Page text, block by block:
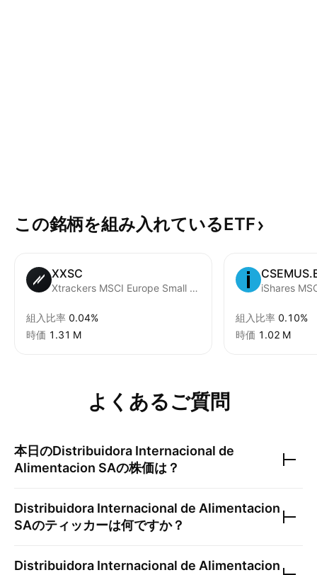
この銘柄を組み入れているETF
XXSC
Xtrackers MSCI Europe Small Cap UCITS ETF Capitalisation 1C
組入比率 0.04%
時価 ‪1.31 M‬
組入比率 0.10%
時価 ‪1.02 M‬
よくあるご質問
本日のDistribuidora Internacional de
Alimentacion SAの株価は？
Distribuidora Internacional de Alimentacion
SAのティッカーは何ですか？
Distribuidora Internacional de Alimentacion